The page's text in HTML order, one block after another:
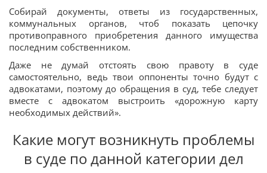
Собирай документы, ответы из государственных,
коммунальных органов, чтоб показать цепочку
противоправного приобретения данного имущества
последним собственником.
Даже не думай отстоять свою правоту в суде
самостоятельно, ведь твои оппоненты точно будут с
адвокатами, поэтому до обращения в суд, тебе следует
вместе с адвокатом выстроить «дорожную карту
необходимых действий».
Какие могут возникнуть проблемы
в суде по данной категории дел